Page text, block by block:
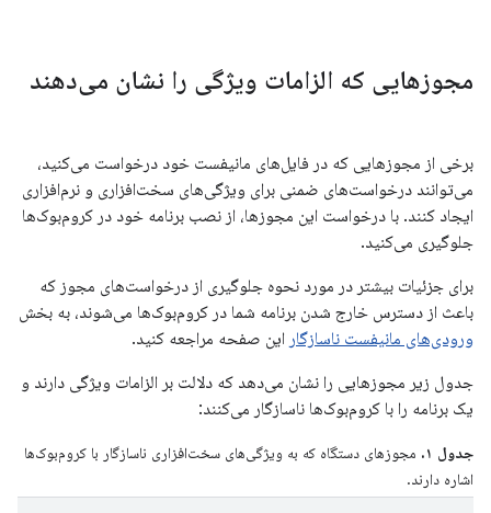
مجوزهایی که الزامات ویژگی را نشان می‌دهند
برخی از مجوزهایی که در فایل‌های مانیفست خود درخواست می‌کنید،
می‌توانند درخواست‌های ضمنی برای ویژگی‌های سخت‌افزاری و نرم‌افزاری
ایجاد کنند. با درخواست این مجوزها، از نصب برنامه خود در کروم‌بوک‌ها
جلوگیری می‌کنید.
برای جزئیات بیشتر در مورد نحوه جلوگیری از درخواست‌های مجوز که
باعث از دسترس خارج شدن برنامه شما در کروم‌بوک‌ها می‌شوند، به بخش
ورودی‌های مانیفست ناسازگار این صفحه مراجعه کنید.
جدول زیر مجوزهایی را نشان می‌دهد که دلالت بر الزامات ویژگی دارند و
یک برنامه را با کروم‌بوک‌ها ناسازگار می‌کنند:
جدول ۱.
مجوزهای دستگاه که به ویژگی‌های سخت‌افزاری ناسازگار با کروم‌بوک‌ها
اشاره دارند.